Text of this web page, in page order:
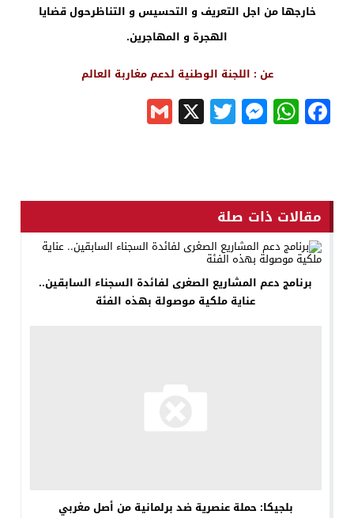
خارجها من اجل التعريف و التحسيس و التناظرحول قضايا
الهجرة و المهاجرين.
عن : اللجنة الوطنية لدعم مغاربة العالم
Facebook
WhatsApp
Messenger
Twitter
X
مقالات ذات صلة
برنامج دعم المشاريع الصغرى لفائدة السجناء السابقين..
عناية ملكية موصولة بهذه الفئة
بلجيكا: حملة عنصرية ضد برلمانية من أصل مغربي